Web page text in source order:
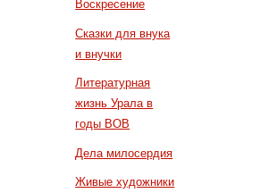
Воскресение
Сказки для внука
и внучки
Литературная
жизнь Урала в
годы ВОВ
Дела милосердия
Живые художники